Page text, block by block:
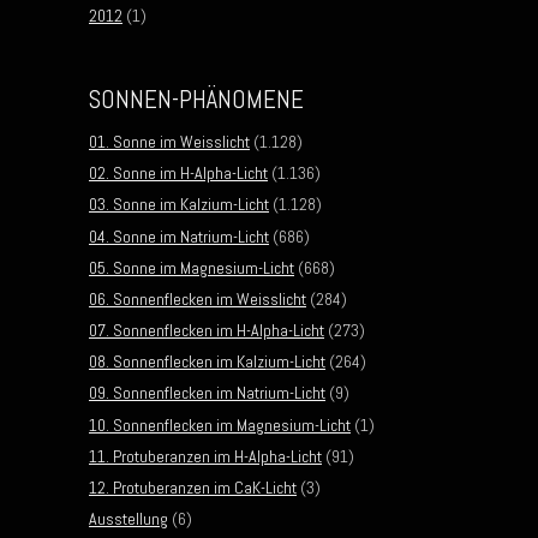
2012 (1)
SONNEN-PHÄNOMENE
01. Sonne im Weisslicht (1.128)
02. Sonne im H-Alpha-Licht (1.136)
03. Sonne im Kalzium-Licht (1.128)
04. Sonne im Natrium-Licht (686)
05. Sonne im Magnesium-Licht (668)
06. Sonnenflecken im Weisslicht (284)
07. Sonnenflecken im H-Alpha-Licht (273)
08. Sonnenflecken im Kalzium-Licht (264)
09. Sonnenflecken im Natrium-Licht (9)
10. Sonnenflecken im Magnesium-Licht (1)
11. Protuberanzen im H-Alpha-Licht (91)
12. Protuberanzen im CaK-Licht (3)
Ausstellung (6)